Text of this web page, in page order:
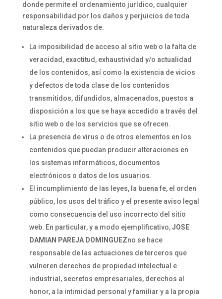
donde permite el ordenamiento jurídico, cualquier
responsabilidad por los daños y perjuicios de toda
naturaleza derivados de:
La imposibilidad de acceso al sitio web o la falta de
veracidad, exactitud, exhaustividad y/o actualidad
de los contenidos, así como la existencia de vicios
y defectos de toda clase de los contenidos
transmitidos, difundidos, almacenados, puestos a
disposición a los que se haya accedido a través del
sitio web o de los servicios que se ofrecen.
La presencia de virus o de otros elementos en los
contenidos que puedan producir alteraciones en
los sistemas informáticos, documentos
electrónicos o datos de los usuarios.
El incumplimiento de las leyes, la buena fe, el orden
público, los usos del tráfico y el presente aviso legal
como consecuencia del uso incorrecto del sitio
web. En particular, y a modo ejemplificativo,JOSE
DAMIAN PAREJA DOMINGUEZno se hace
responsable de las actuaciones de terceros que
vulneren derechos de propiedad intelectual e
industrial, secretos empresariales, derechos al
honor, a la intimidad personal y familiar y a la propia